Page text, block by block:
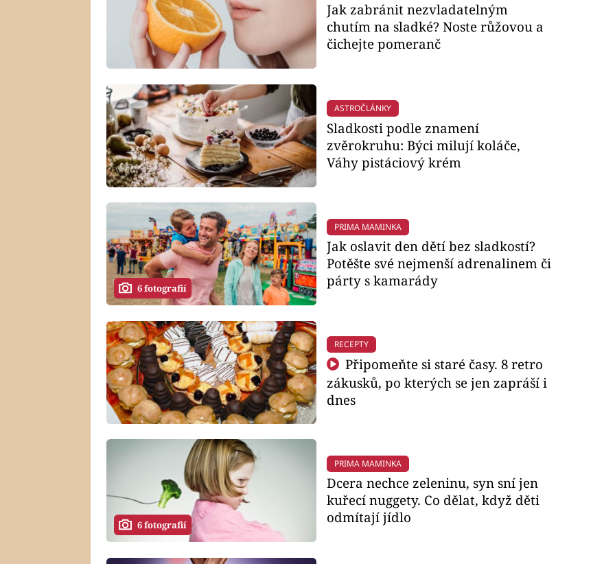
Jak zabránit nezvladatelným
chutím na sladké? Noste růžovou a
čichejte pomeranč
ASTROČLÁNKY
Sladkosti podle znamení
zvěrokruhu: Býci milují koláče,
Váhy pistáciový krém
6 fotografií
PRIMA MAMINKA
Jak oslavit den dětí bez sladkostí?
Potěšte své nejmenší adrenalinem či
párty s kamarády
RECEPTY
Připomeňte si staré časy. 8 retro
zákusků, po kterých se jen zapráší i
dnes
6 fotografií
PRIMA MAMINKA
Dcera nechce zeleninu, syn sní jen
kuřecí nuggety. Co dělat, když děti
odmítají jídlo